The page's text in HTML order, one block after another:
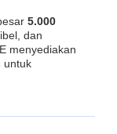
5.000
dan
menyediakan
untuk